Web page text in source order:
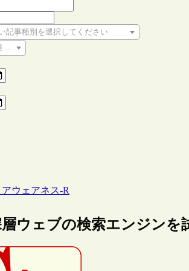
記事種別を選択してください
選択してください
ウェアネス-R
層ウェブの検索エンジンを